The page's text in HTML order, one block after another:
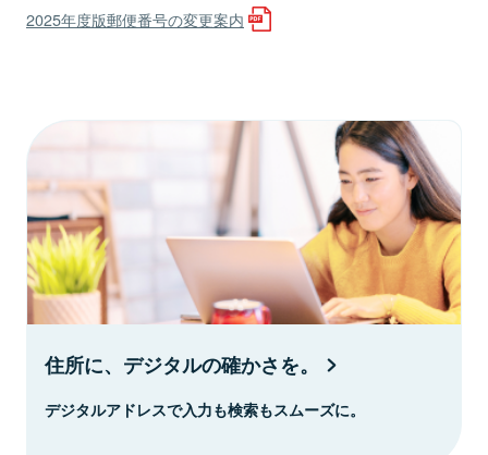
2025年度版郵便番号の変更案内
住所に、デジタルの確かさを。
デジタルアドレスで入力も検索もスムーズに。